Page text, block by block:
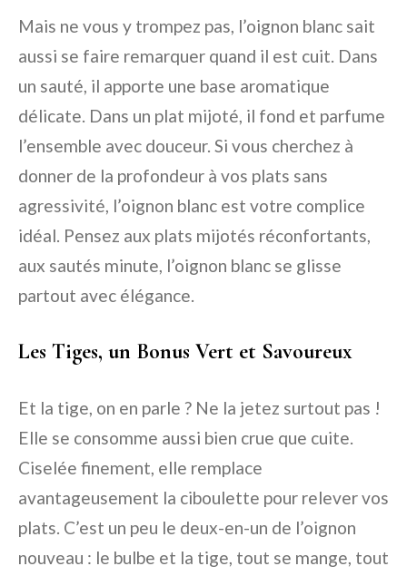
Mais ne vous y trompez pas, l’oignon blanc sait
aussi se faire remarquer quand il est cuit. Dans
un sauté, il apporte une base aromatique
délicate. Dans un plat mijoté, il fond et parfume
l’ensemble avec douceur. Si vous cherchez à
donner de la profondeur à vos plats sans
agressivité, l’oignon blanc est votre complice
idéal. Pensez aux plats mijotés réconfortants,
aux sautés minute, l’oignon blanc se glisse
partout avec élégance.
Les Tiges, un Bonus Vert et Savoureux
Et la tige, on en parle ? Ne la jetez surtout pas !
Elle se consomme aussi bien crue que cuite.
Ciselée finement, elle remplace
avantageusement la ciboulette pour relever vos
plats. C’est un peu le deux-en-un de l’oignon
nouveau : le bulbe et la tige, tout se mange, tout